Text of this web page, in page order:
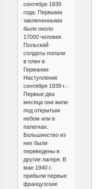
сентябре 1939
года. Первыми
заключенными
было около
17000 человек.
Польский
солдаты попали
в плен в
Германии
Наступление
сентября 1939 г..
Первые два
месяца они жили
под открытым
небом или в
палатках.
Большинство из
них были
переведены в
другие лагеря. В
мае 1940 г.
прибыли первые
французские